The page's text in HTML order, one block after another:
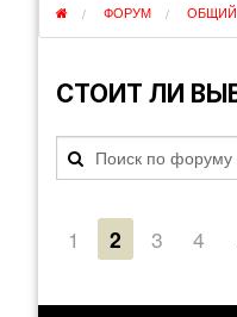
ФОРУМ
СТОИТ ЛИ
1 2 3 4